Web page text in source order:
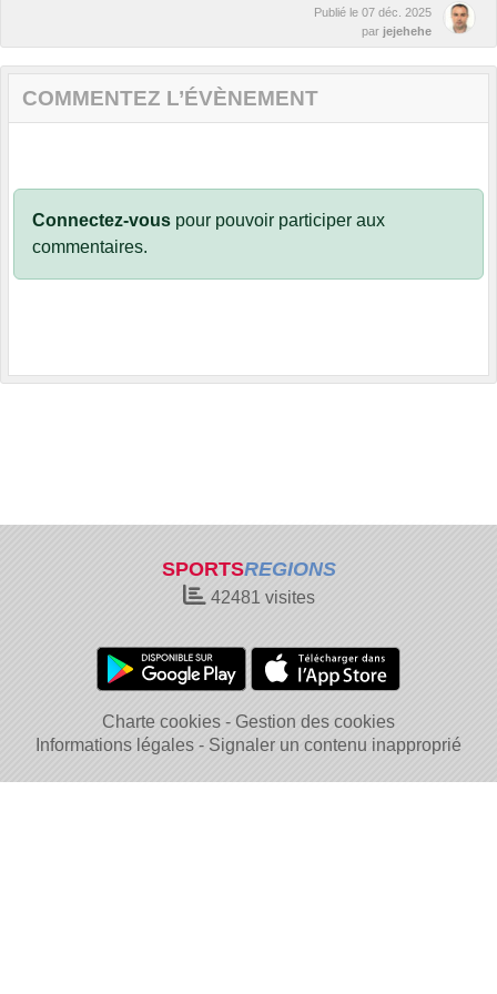
Publié le 07 déc. 2025
par jejehehe
COMMENTEZ L’ÉVÈNEMENT
Connectez-vous pour pouvoir participer aux
commentaires.
SPORTSREGIONS
42481 visites
Charte cookies
Gestion des cookies
Informations légales
Signaler un contenu inapproprié